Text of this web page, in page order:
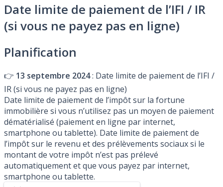
Date limite de paiement de l’IFI / IR
(si vous ne payez pas en ligne)
Planification
👉 13 septembre 2024: Date limite de paiement de l’IFI /
IR (si vous ne payez pas en ligne)
Date limite de paiement de l’impôt sur la fortune
immobilière si vous n’utilisez pas un moyen de paiement
dématérialisé (paiement en ligne par internet,
smartphone ou tablette). Date limite de paiement de
l’impôt sur le revenu et des prélèvements sociaux si le
montant de votre impôt n’est pas prélevé
automatiquement et que vous payez par internet,
smartphone ou tablette.